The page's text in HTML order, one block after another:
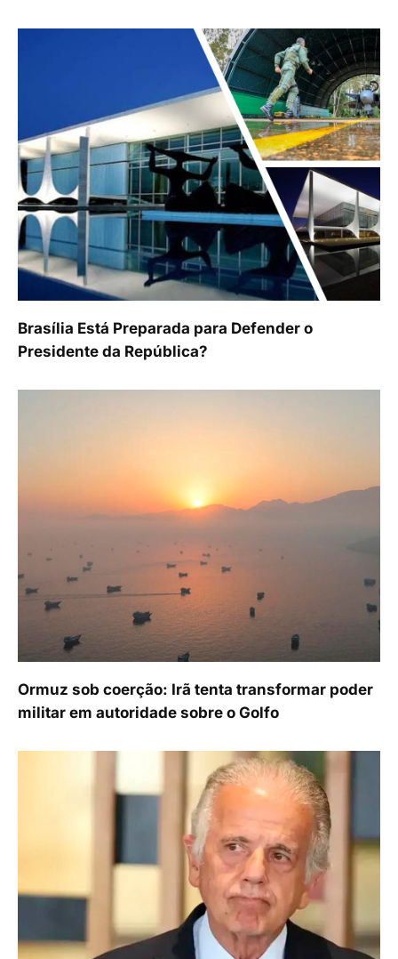
Brasília Está Preparada para Defender o
Presidente da República?
Ormuz sob coerção: Irã tenta transformar poder
militar em autoridade sobre o Golfo